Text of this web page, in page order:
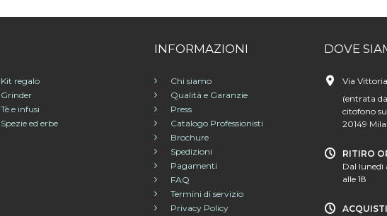
Kit regalo
Grinder
Tè e infusi
Spezie ed erbe
INFORMAZIONI
Chi siamo
Qualità e Garanzie
Press
Catalogo Professionisti
Brochure
Spedizioni
Pagamenti
FAQ
Termini di servizio
Privacy Policy
DOVE
Via
(entrata
citofono
20149
RITIRO
Dal lunedì
alle 18